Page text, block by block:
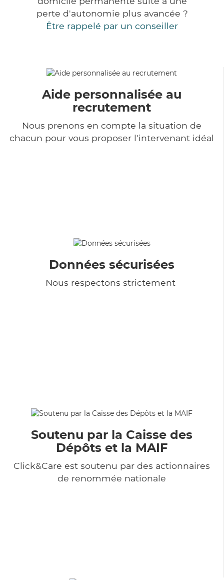
perte d'autonomie plus avancée ?
Être rappelé par un conseiller
Aide personnalisée au
recrutement
Nous prenons en compte la situation de
chacun pour vous proposer l'intervenant idéal
Données sécurisées
Nous respectons strictement
Soutenu par la Caisse des
Dépôts et la MAIF
Click&Care est soutenu par des actionnaires
de renommée nationale